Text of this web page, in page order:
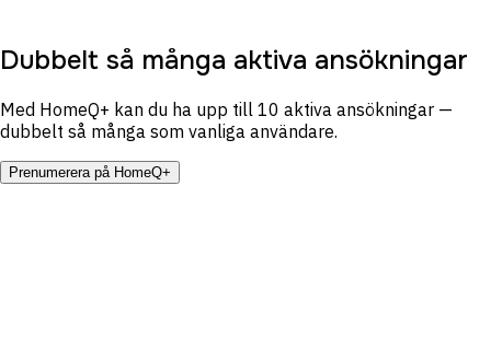
Dubbelt så många aktiva ansökningar
Med HomeQ+ kan du ha upp till 10 aktiva ansökningar —
dubbelt så många som vanliga användare.
Prenumerera på HomeQ+